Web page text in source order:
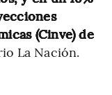
(Cinve) de
La Nación.